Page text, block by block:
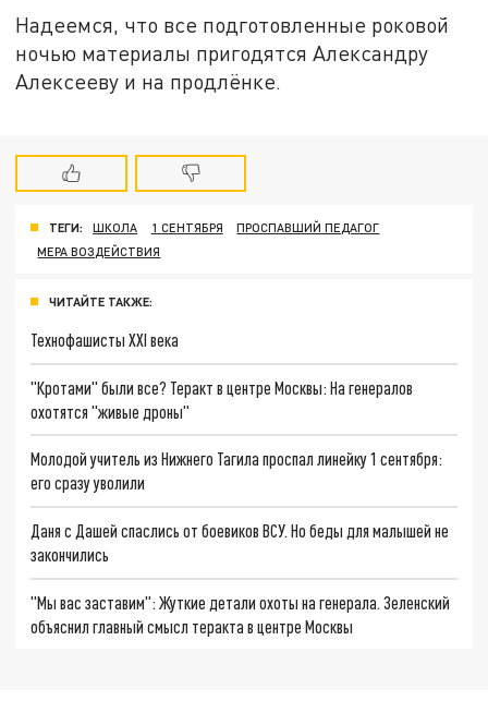
Надеемся, что все подготовленные роковой
ночью материалы пригодятся Александру
Алексееву и на продлёнке.
ТЕГИ: ШКОЛА 1 СЕНТЯБРЯ
ПРОСПАВШИЙ ПЕДАГОГ
МЕРА ВОЗДЕЙСТВИЯ
ЧИТАЙТЕ ТАКЖЕ:
Технофашисты XXI века
"Кротами" были все? Теракт в центре Москвы: На генералов
охотятся "живые дроны"
Молодой учитель из Нижнего Тагила проспал линейку 1 сентября:
его сразу уволили
Даня с Дашей спаслись от боевиков ВСУ. Но беды для малышей не
закончились
"Мы вас заставим": Жуткие детали охоты на генерала. Зеленский
объяснил главный смысл теракта в центре Москвы